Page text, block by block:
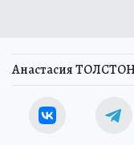
Анастасия